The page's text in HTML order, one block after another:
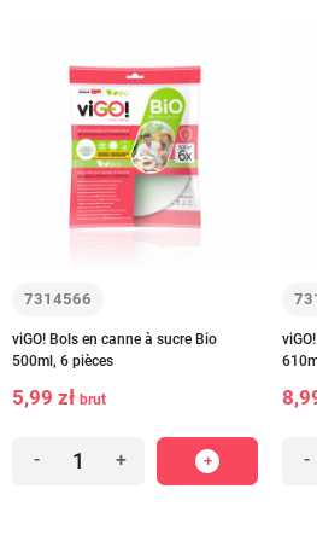
7314566
viGO! Bols en canne à sucre Bio
500ml, 6 pièces
5,99 zł brut
- + -